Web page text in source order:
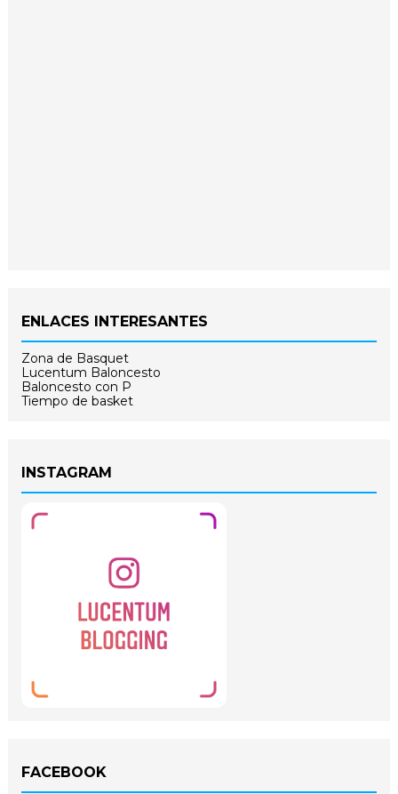
ENLACES INTERESANTES
Zona de Basquet
Lucentum Baloncesto
Baloncesto con P
Tiempo de basket
INSTAGRAM
FACEBOOK